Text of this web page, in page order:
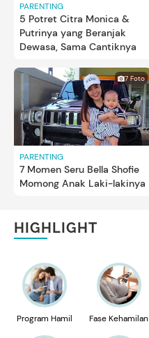
PARENTING
5 Potret Citra Monica &
Putrinya yang Beranjak
Dewasa, Sama Cantiknya
7 Foto
PARENTING
7 Momen Seru Bella Shofie
Momong Anak Laki-lakinya
HIGHLIGHT
Program Hamil Fase Kehamilan